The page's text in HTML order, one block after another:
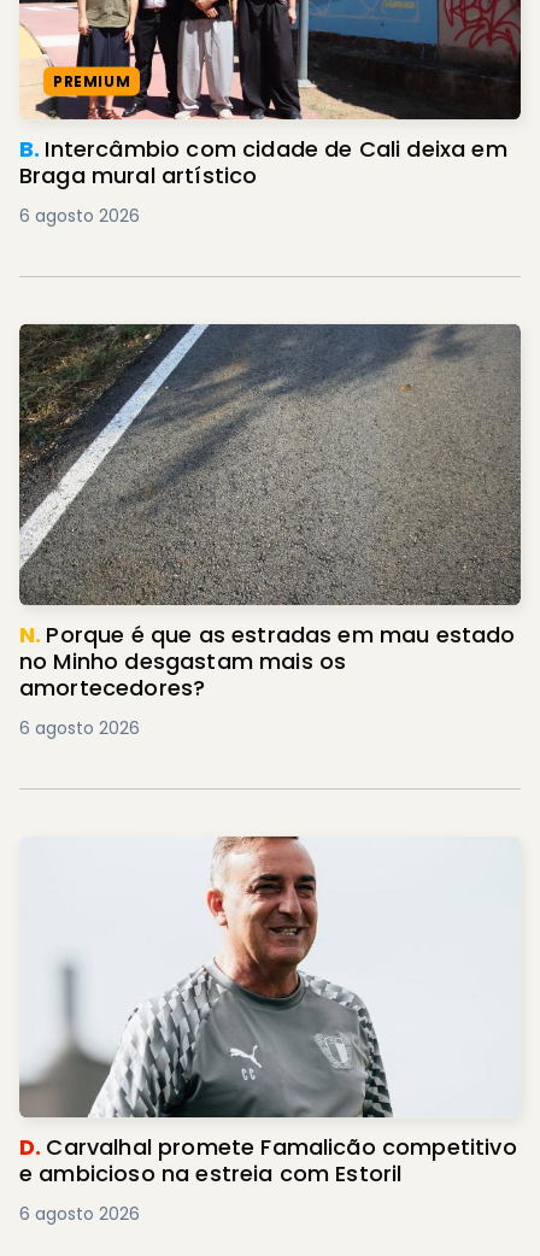
PREMIUM
B. Intercâmbio com cidade de Cali deixa em
Braga mural artístico
6 agosto 2026
N. Porque é que as estradas em mau estado
no Minho desgastam mais os
amortecedores?
6 agosto 2026
D. Carvalhal promete Famalicão competitivo
e ambicioso na estreia com Estoril
6 agosto 2026